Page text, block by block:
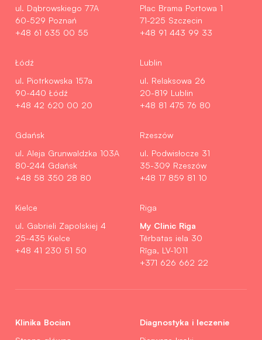
ul. Dąbrowskiego 77A
60-529 Poznań
+48 61 635 00 55
Plac Brama Portowa 1
71-225 Szczecin
+48 91 443 99 33
Łódź
ul. Piotrkowska 157a
90-440 Łódź
+48 42 620 00 20
Lublin
ul. Relaksowa 26
20-819 Lublin
+48 81 475 76 80
Gdańsk
ul. Aleja Grunwaldzka 103A
80-244 Gdańsk
+48 58 350 28 80
Rzeszów
ul. Podwisłocze 31
35-309 Rzeszów
+48 17 859 81 10
Kielce
ul. Gabrieli Zapolskiej 4
25-435 Kielce
+48 41 230 51 50
Riga
My Clinic Riga
Tērbatas iela 30
Rīga, LV-1011
+371 626 662 22
Klinika Bocian Diagnostyka i leczenie